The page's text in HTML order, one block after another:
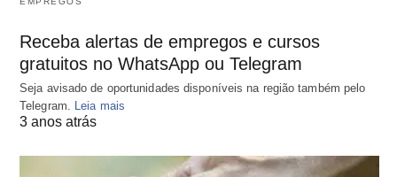
Receba alertas de empregos e cursos
gratuitos no WhatsApp ou Telegram
Seja avisado de oportunidades disponíveis na região também pelo
Telegram. Leia mais
3 anos atrás